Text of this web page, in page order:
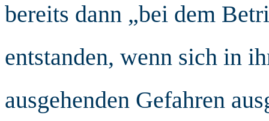
bereits dann „bei dem
entstanden, wenn sich in
ausgehenden Gefahren